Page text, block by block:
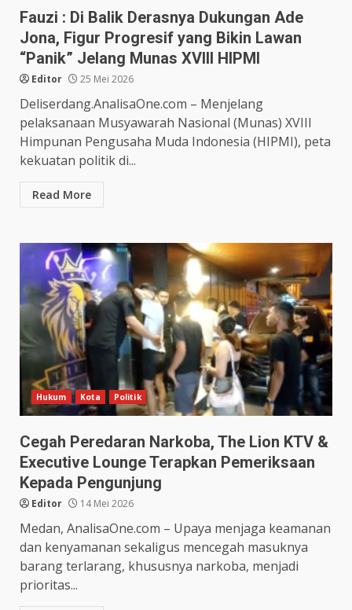
Fauzi : Di Balik Derasnya Dukungan Ade
Jona, Figur Progresif yang Bikin Lawan
“Panik” Jelang Munas XVIII HIPMI
Editor 25 Mei 2026
Deliserdang.AnalisaOne.com – Menjelang
pelaksanaan Musyawarah Nasional (Munas) XVIII
Himpunan Pengusaha Muda Indonesia (HIPMI), peta
kekuatan politik di...
Read More
Hukum Kota Politik
Cegah Peredaran Narkoba, The Lion KTV &
Executive Lounge Terapkan Pemeriksaan
Kepada Pengunjung
Editor 14 Mei 2026
Medan, AnalisaOne.com – Upaya menjaga keamanan
dan kenyamanan sekaligus mencegah masuknya
barang terlarang, khususnya narkoba, menjadi
prioritas...